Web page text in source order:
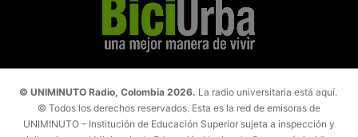
© UNIMINUTO Radio, Colombia 2026. La radio universitaria está aquí.
© Todos los derechos reservados. Esta es la red de emisoras de
UNIMINUTO – Institución de Educación Superior sujeta a inspección y